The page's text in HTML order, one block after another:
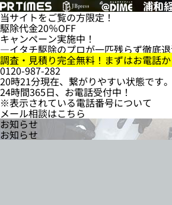
当サイトをご覧の方限定！
駆除代金20％OFF
キャンペーン実施中！
―イタチ駆除のプロが一匹残らず徹底
調査・見積り完全無料！まずはお電話か
0120-987-282
20時21分現在、繋がりやすい状態です。
24時間365日、お電話受付中！
※表示されている電話番号について
メール相談はこちら
お知らせ
お知らせ